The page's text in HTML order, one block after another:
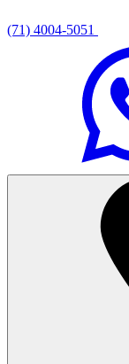
(71) 4004-5051